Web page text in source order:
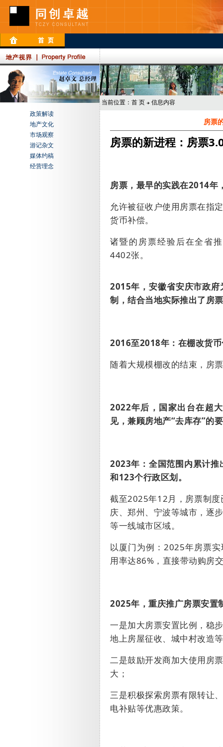
政策解读
地产文化
市场观察
游记杂文
媒体约稿
经营理念
当前位置： 首 页 信息内容
房票
房票的新进程：房票
房票，最早的实践在2014年
允许被征收户使用房票在指
货币补偿。
诸暨的房票经验后在全省
4402张。
2015年，安徽省安庆市政
制，结合当地实际推出了房
2016至2018年：在棚改货
随着大规模棚改的结束，房
2022年后，国家出台在超
见，兼顾房地产“去库存”的
2023年：全国范围内累计推
和123个行政区划。
截至2025年12月，房票制
庆、郑州、宁波等城市，逐
等一线城市区域。
以厦门为例：2025年房票
用率达86% ，直接带动购房
2025年，重庆推广房票安置
一是加大房票安置比例，稳
地上房屋征收、城中村改造
二是鼓励开发商加大使用房
大；
三是积极探索房票有限转让
电补贴等优惠政策。